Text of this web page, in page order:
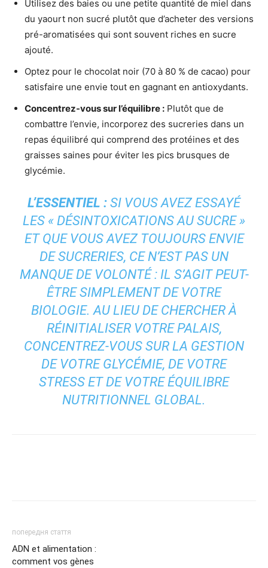
Utilisez des baies ou une petite quantité de miel dans
du yaourt non sucré plutôt que d’acheter des versions
pré-aromatisées qui sont souvent riches en sucre
ajouté.
Optez pour le chocolat noir (70 à 80 % de cacao) pour
satisfaire une envie tout en gagnant en antioxydants.
Concentrez-vous sur l’équilibre : Plutôt que de
combattre l’envie, incorporez des sucreries dans un
repas équilibré qui comprend des protéines et des
graisses saines pour éviter les pics brusques de
glycémie.
L’ESSENTIEL : SI VOUS AVEZ ESSAYÉ
LES « DÉSINTOXICATIONS AU SUCRE »
ET QUE VOUS AVEZ TOUJOURS ENVIE
DE SUCRERIES, CE N’EST PAS UN
MANQUE DE VOLONTÉ : IL S’AGIT PEUT-
ÊTRE SIMPLEMENT DE VOTRE
BIOLOGIE. AU LIEU DE CHERCHER À
RÉINITIALISER VOTRE PALAIS,
CONCENTREZ-VOUS SUR LA GESTION
DE VOTRE GLYCÉMIE, DE VOTRE
STRESS ET DE VOTRE ÉQUILIBRE
NUTRITIONNEL GLOBAL.
попередня стаття
ADN et alimentation :
comment vos gènes